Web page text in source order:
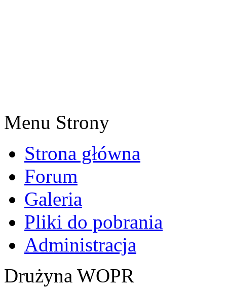
Menu Strony
Strona główna
Forum
Galeria
Pliki do pobrania
Administracja
Drużyna WOPR